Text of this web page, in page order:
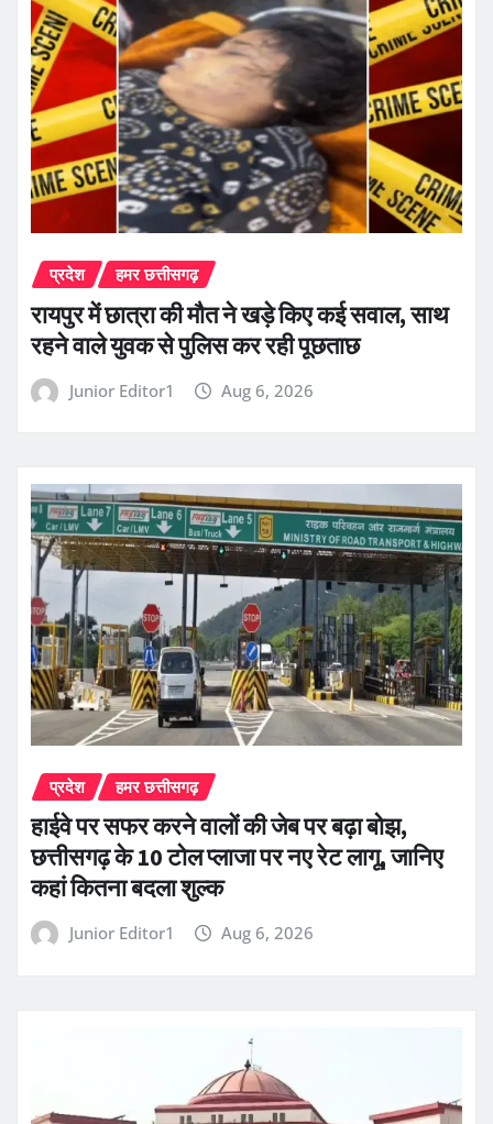
प्रदेश हमर छत्तीसगढ़
रायपुर में छात्रा की मौत ने खड़े किए कई सवाल, साथ
रहने वाले युवक से पुलिस कर रही पूछताछ
Junior Editor1 Aug 6, 2026
प्रदेश हमर छत्तीसगढ़
हाईवे पर सफर करने वालों की जेब पर बढ़ा बोझ,
छत्तीसगढ़ के 10 टोल प्लाजा पर नए रेट लागू, जानिए
कहां कितना बदला शुल्क
Junior Editor1 Aug 6, 2026